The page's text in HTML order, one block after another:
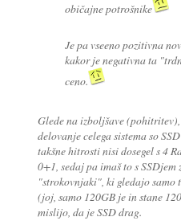
običajne potrošnike
Je pa vseeno pozitivna
kakor je negativna ta
ceno.
Glede na izboljšave
delovanje celega sistema so
takšne hitrosti nisi dosegel s 4
0+1, sedaj pa imaš to s
"strokovnjaki", ki gledajo samo
(joj, samo 120GB je in stane
mislijo, da je SSD drag.